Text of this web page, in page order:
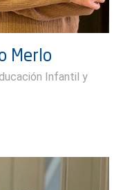
Merlo
Infantil y